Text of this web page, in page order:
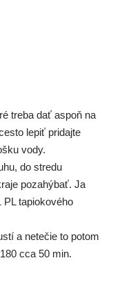
treba dať aspoň na
lepiť pridajte
vody.
do stredu
pozahýbať. Ja
tapiokového
a netečie to potom
cca 50 min.